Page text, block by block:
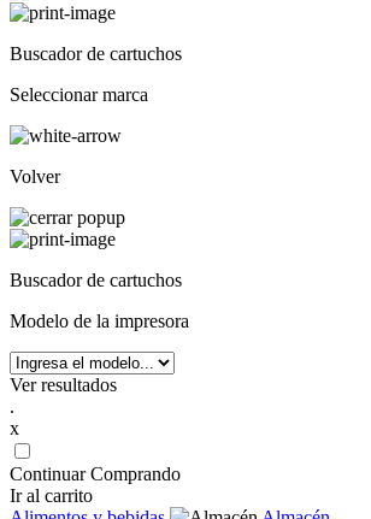
Buscador de cartuchos
Seleccionar marca
Volver
Buscador de cartuchos
Modelo de la impresora
Ver resultados
.
x
Continuar Comprando
Ir al carrito